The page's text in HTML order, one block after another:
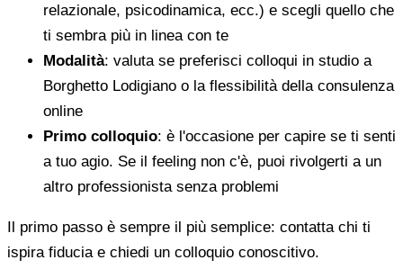
relazionale, psicodinamica, ecc.) e scegli quello che
ti sembra più in linea con te
Modalità: valuta se preferisci colloqui in studio a
Borghetto Lodigiano o la flessibilità della consulenza
online
Primo colloquio: è l'occasione per capire se ti senti
a tuo agio. Se il feeling non c'è, puoi rivolgerti a un
altro professionista senza problemi
Il primo passo è sempre il più semplice: contatta chi ti
ispira fiducia e chiedi un colloquio conoscitivo.